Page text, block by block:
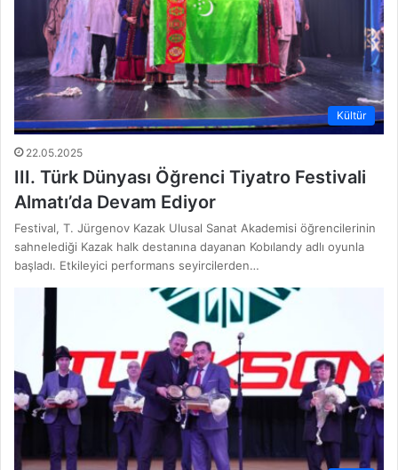
Kültür
22.05.2025
III. Türk Dünyası Öğrenci Tiyatro Festivali
Almatı’da Devam Ediyor
Festival, T. Jürgenov Kazak Ulusal Sanat Akademisi öğrencilerinin
sahnelediği Kazak halk destanına dayanan Kobılandy adlı oyunla
başladı. Etkileyici performans seyircilerden…